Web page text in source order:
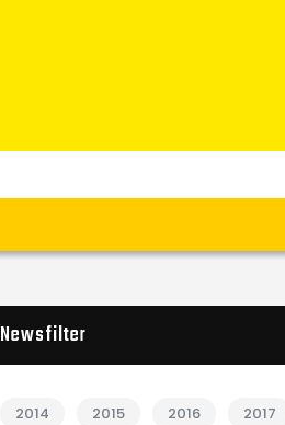
Newsfilter
2014 2015 2016 2017